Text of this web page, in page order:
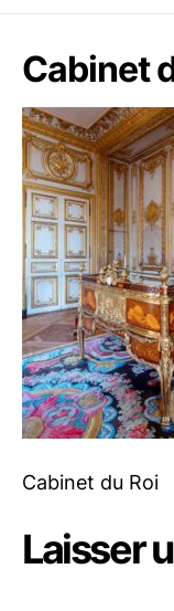
Cabinet
Cabinet du Roi
Laisser